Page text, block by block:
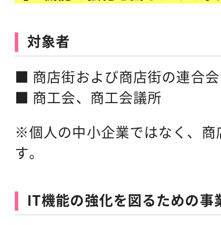
対象者
■ 商店街および商店街の連合会
■ 商工会、商工会議所
※個人の中小企業ではなく、商
す。
IT機能の強化を図るための事